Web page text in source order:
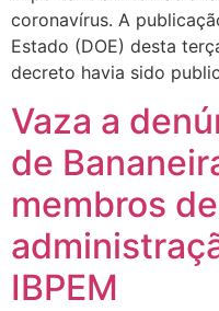
coronavírus. A
Estado (DOE) desta
decreto havia sido
Vaza a
de
membros
IBPEM